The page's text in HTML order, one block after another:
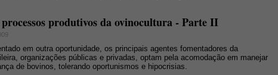
produtivos da ovinocultura - Parte II
em outra oportunidade, os principais agentes fomentadores da
organizações públicas e privadas, optam pela acomodação em manejar
de bovinos, tolerando oportunismos e hipocrisias.